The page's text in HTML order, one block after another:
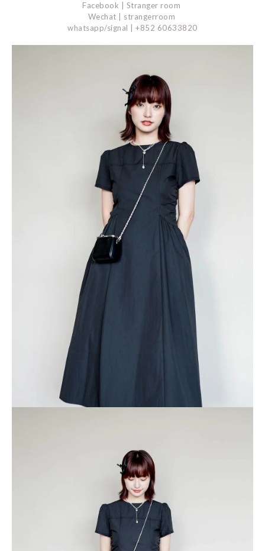
Facebook | Stranger room
Wechat | strangerroom
whatsapp/signal | +852 60633820